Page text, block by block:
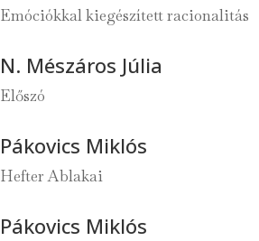
Emóciókkal kiegészített racionalitás
N. Mészáros Júlia
Előszó
Pákovics Miklós
Hefter Ablakai
Pákovics Miklós